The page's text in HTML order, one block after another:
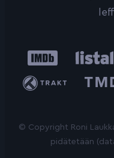
IMDb Listal
Trakt
© Copyright Roni
pidätetään